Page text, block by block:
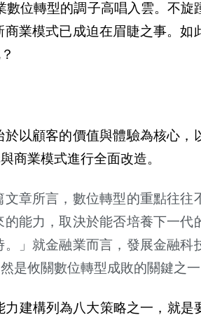
位轉型的調子高唱入雲。不旋
業模式已成迫在眉睫之事。如
以顧客的價值與體驗為核心，
商業模式進行全面改造。
章所言，數位轉型的重點往往
能力，取決於能否培養下一代
」就金融業而言，發展金融科
是攸關數位轉型成敗的關鍵之一
建構列為八大策略之一，就是